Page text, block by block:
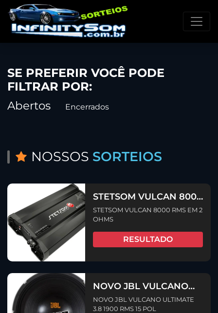
SE PREFERIR VOCÊ PODE
FILTRAR POR:
Abertos Encerrados
NOSSOS SORTEIOS
STETSOM VULCAN 8000
RMS EM 2 OHMS
STETSOM VULCAN 8000 RMS EM 2
OHMS
RESULTADO
NOVO JBL VULCANO
ULTIMATE 3.8 1900 RMS
15 POL
NOVO JBL VULCANO ULTIMATE
3.8 1900 RMS 15 POL